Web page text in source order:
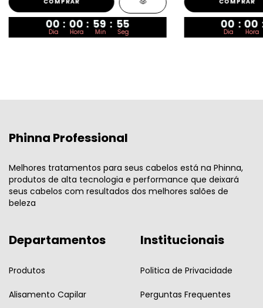
00 : 00 : 59 : 55
Dia Hora Min Seg
00 : 00
Dia Hora
Phinna Professional
Melhores tratamentos para seus cabelos está na Phinna,
produtos de alta tecnologia e performance que deixará
seus cabelos com resultados dos melhores salões de
beleza
Departamentos
Produtos
Alisamento Capilar
Institucionais
Politica de Privacidade
Perguntas Frequentes